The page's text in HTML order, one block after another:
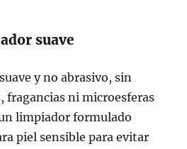
suave
y no abrasivo, sin
fragancias ni microesferas
limpiador formulado
piel sensible para evitar